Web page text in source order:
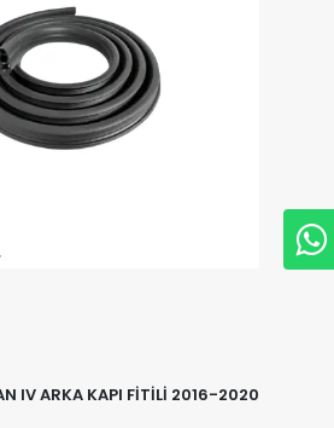
IV ARKA KAPI FİTİLİ 2016-2020